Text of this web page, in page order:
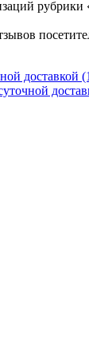
доставкой